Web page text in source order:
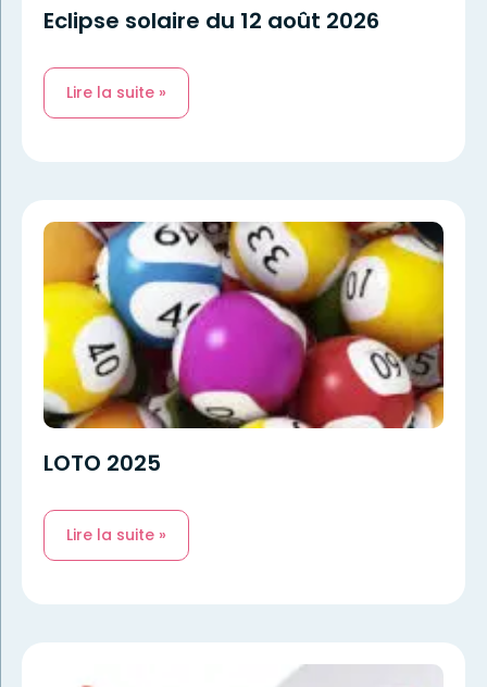
Eclipse solaire du 12 août 2026
Lire la suite »
LOTO 2025
Lire la suite »